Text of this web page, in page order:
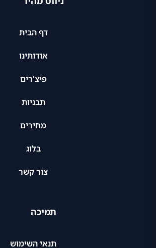
דף הבית
אודותינו
פיצ'רים
תבניות
מחירים
בלוג
צור קשר
תמיכה
תנאי השימוש